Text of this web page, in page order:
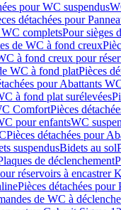
pour WC suspendus
détachées pour
completsPour sièges
de WC à fond creux
à fond creux pour
WC à fond platPièces
pour Abattants
à fond plat surélevées
ComfortPièces
pour enfantsWC
Pièces détachées pour
suspendusBidets au sol
de déclenchement
réservoirs à encastrer
Pièces détachées pour
de WC à